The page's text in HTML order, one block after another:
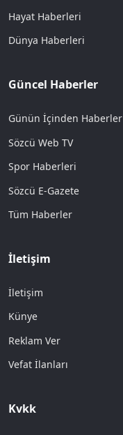
Hayat Haberleri
Dünya Haberleri
Güncel Haberler
Günün İçinden Haberler
Sözcü Web TV
Spor Haberleri
Sözcü E-Gazete
Tüm Haberler
İletişim
İletişim
Künye
Reklam Ver
Vefat İlanları
Kvkk